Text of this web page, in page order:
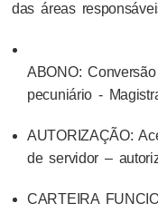
das áreas
ABONO:
pecuniário -
AUTORIZAÇÃO:
de servidor –
CARTEIRA